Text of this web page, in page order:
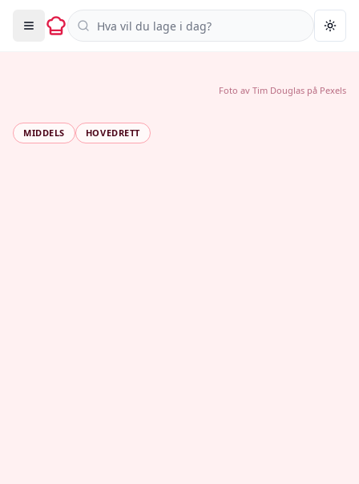
Søk i oppskrifter
MIDDELS HOVEDRETT
Foto av Tim Douglas på Pexels